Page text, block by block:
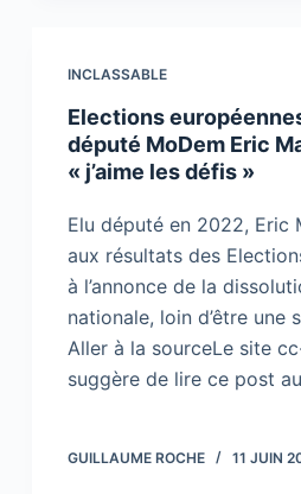
INCLASSABLE
Elections
député MoDem Eric
« j’aime les défis »
Elu député en 2022, Eric
aux résultats des
à l’annonce de la
nationale, loin d’être une
Aller à la sourceLe site
suggère de lire ce post
GUILLAUME ROCHE 11 JUIN